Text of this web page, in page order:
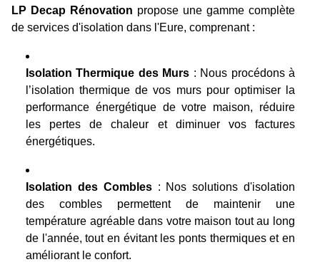
LP Decap Rénovation propose une gamme complète
de services d'isolation dans l'Eure, comprenant :
Isolation Thermique des Murs : Nous procédons à
l’isolation thermique de vos murs pour optimiser la
performance énergétique de votre maison, réduire
les pertes de chaleur et diminuer vos factures
énergétiques.
Isolation des Combles: Nos solutions d'isolation
des combles permettent de maintenir une
température agréable dans votre maison tout au long
de l'année, tout en évitant les ponts thermiques et en
améliorant le confort.